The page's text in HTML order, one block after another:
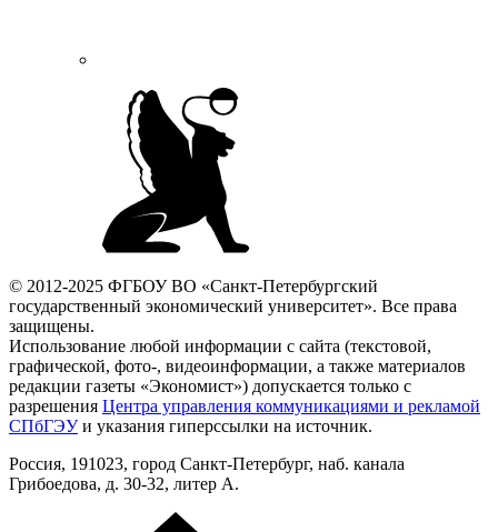
© 2012-2025 ФГБОУ ВО «Санкт-Петербургский
государственный экономический университет». Все права
защищены.
Использование любой информации с сайта (текстовой,
графической, фото-, видеоинформации, а также материалов
редакции газеты «Экономист») допускается только с
разрешения Центра управления коммуникациями и рекламой
СПбГЭУи указания гиперссылки на источник.
Россия, 191023, город Санкт-Петербург, наб. канала
Грибоедова, д. 30-32, литер А.